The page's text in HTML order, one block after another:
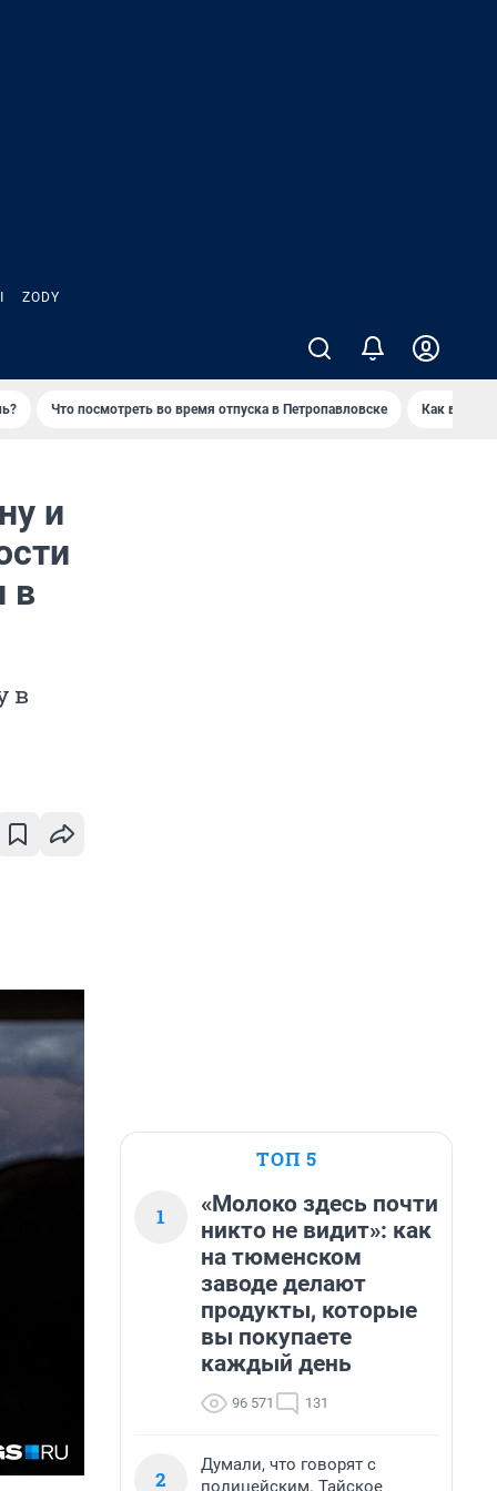
ZODY
Что посмотреть во время отпуска в Петропавловске Как
и
в
в
ТОП 5
1
«Молоко здесь почти
никто не видит»: как
на тюменском
заводе делают
продукты, которые
вы покупаете
каждый день
96 571 131
2
Думали, что говорят с
полицейским. Тайское